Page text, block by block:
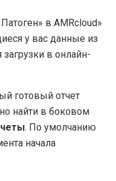
в AMRcloud»
у вас данные из
загрузки в онлайн-
готовый отчет
найти в боковом
. По умолчанию
начала